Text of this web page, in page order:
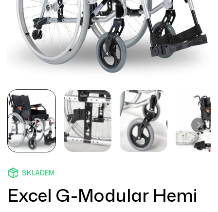
SKLADEM
Excel G-Modular Hemi